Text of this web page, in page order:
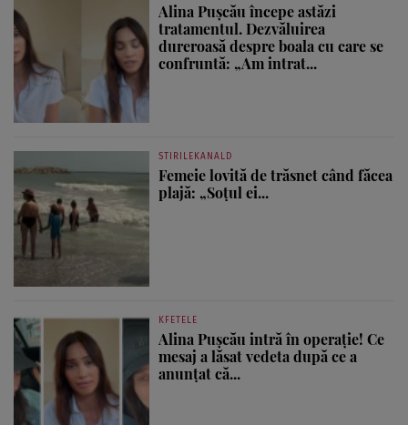
Alina Pușcău începe astăzi
tratamentul. Dezvăluirea
dureroasă despre boala cu care se
confruntă: „Am intrat...
STIRILEKANALD
Femeie lovită de trăsnet când făcea
plajă: „Soțul ei...
KFETELE
Alina Pușcău intră în operație! Ce
mesaj a lăsat vedeta după ce a
anunțat că...